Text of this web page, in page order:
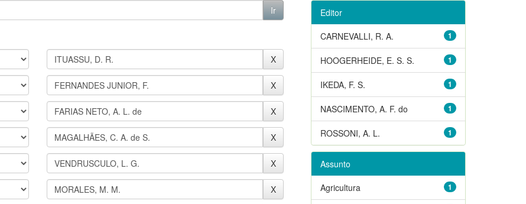
Editor
1
CARNEVALLI, R. A.
1
HOOGERHEIDE, E. S. S.
1
IKEDA, F. S.
1
NASCIMENTO, A. F. do
1
ROSSONI, A. L.
Assunto
1
Agricultura